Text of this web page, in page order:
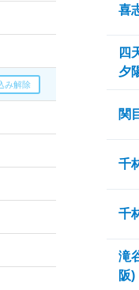
喜
四
夕
関
千
千
滝
阪)